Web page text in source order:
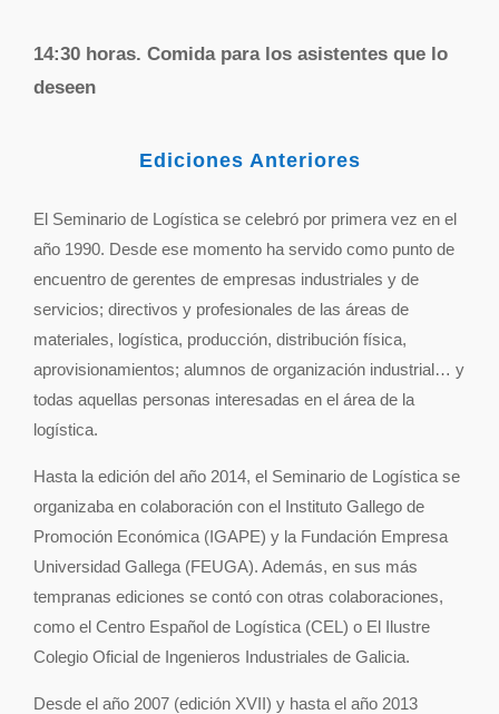
14:30 horas. Comida para los asistentes que lo
deseen
Ediciones Anteriores
El Seminario de Logística se celebró por primera vez en el
año 1990. Desde ese momento ha servido como punto de
encuentro de gerentes de empresas industriales y de
servicios; directivos y profesionales de las áreas de
materiales, logística, producción, distribución física,
aprovisionamientos; alumnos de organización industrial… y
todas aquellas personas interesadas en el área de la
logística.
Hasta la edición del año 2014, el Seminario de Logística se
organizaba en colaboración con el Instituto Gallego de
Promoción Económica (IGAPE) y la Fundación Empresa
Universidad Gallega (FEUGA). Además, en sus más
tempranas ediciones se contó con otras colaboraciones,
como el Centro Español de Logística (CEL) o El Ilustre
Colegio Oficial de Ingenieros Industriales de Galicia.
Desde el año 2007 (edición XVII) y hasta el año 2013